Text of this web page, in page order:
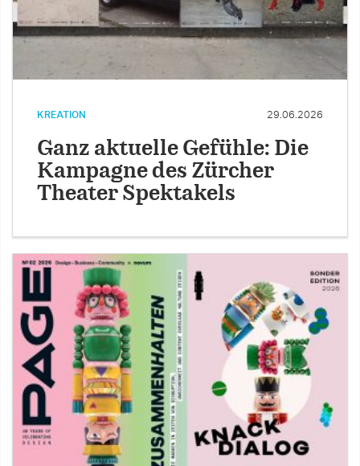
KREATION 29.06.2026
Ganz aktuelle Gefühle: Die
Kampagne des Zürcher
Theater Spektakels